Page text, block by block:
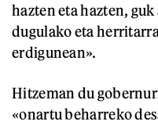
hazten eta hazten,
dugulako eta
erdigunean».
Hitzeman du
«onartu beharreko